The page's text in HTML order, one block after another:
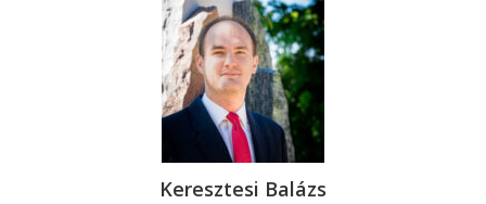
Keresztesi Balázs